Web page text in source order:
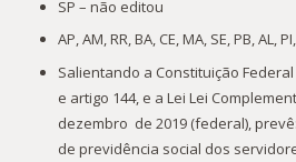
SP – não editou
AP, AM, RR, BA, CE, MA, SE, PB, AL,
Salientando a Constituição Federal
e artigo 144, e a Lei Lei
dezembro de 2019 (federal),
de previdência social dos